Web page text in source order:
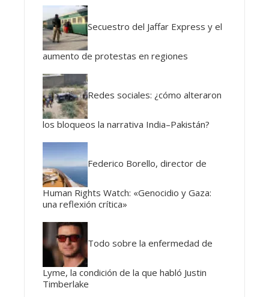
Secuestro del Jaffar Express y el
aumento de protestas en regiones
Redes sociales: ¿cómo alteraron
los bloqueos la narrativa India–Pakistán?
Federico Borello, director de
Human Rights Watch: «Genocidio y Gaza:
una reflexión crítica»
Todo sobre la enfermedad de
Lyme, la condición de la que habló Justin
Timberlake